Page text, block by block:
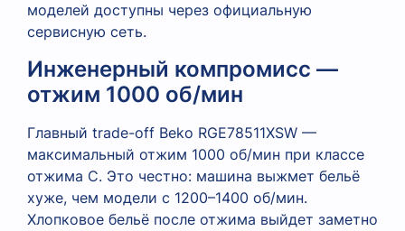
моделей доступны через официальную
сервисную сеть.
Инженерный компромисс —
отжим 1000 об/мин
Главный trade-off Beko RGE78511XSW —
максимальный отжим 1000 об/мин при классе
отжима C. Это честно: машина выжмет бельё
хуже, чем модели с 1200–1400 об/мин.
Хлопковое бельё после отжима выйдет заметно